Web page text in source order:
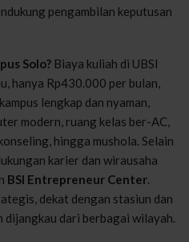
pengambilan keputusan
Solo? Biaya kuliah di UBSI
hanya Rp430.000 per bulan,
lengkap dan nyaman,
modern, ruang kelas ber-AC,
hingga mushola. Selain
karier dan wirausaha
BSI Entrepreneur Center.
dekat dengan stasiun dan
dijangkau dari berbagai wilayah.